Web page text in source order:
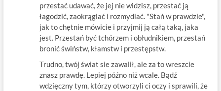
przestać udawać, że jej nie widzisz, przestać ją
łagodzić, zaokrąglać i rozmydlać. "Stań w prawdzie",
jak to chętnie mówicie i przyjmij ją całą taką, jaka
jest. Przestań być tchórzem i obłudnikiem, przestań
bronić świństw, kłamstw i przestępstw.
Trudno, twój świat sie zawalił, ale za to wreszcie
znasz prawdę. Lepiej późno niż wcale. Bądź
wdzięczny tym, którzy otworzyli ci oczy i sprawili, że